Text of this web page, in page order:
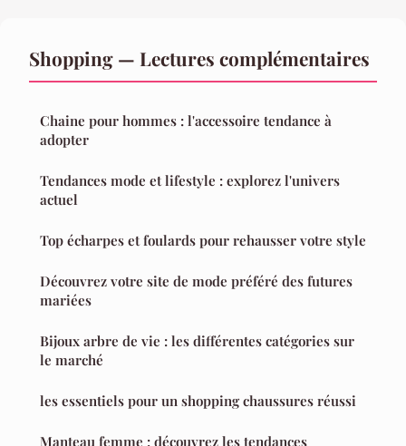
Shopping — Lectures complémentaires
Chaine pour hommes : l'accessoire tendance à
adopter
Tendances mode et lifestyle : explorez l'univers
actuel
Top écharpes et foulards pour rehausser votre style
Découvrez votre site de mode préféré des futures
mariées
Bijoux arbre de vie : les différentes catégories sur
le marché
les essentiels pour un shopping chaussures réussi
Manteau femme : découvrez les tendances